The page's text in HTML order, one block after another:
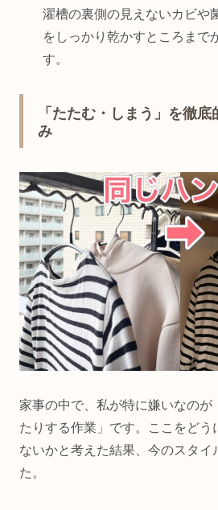
濯槽の裏側の見えないカビや
をしっかり乾かすところまで
す。
「たたむ・しまう」を徹底
み
家事の中で、私が特に嫌いなのが
たりする作業」です。ここをどう
ないかと考えた結果、今のスタイ
た。